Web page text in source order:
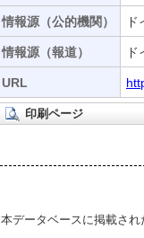
情報源（公的機関）
情報源（報道）
URL
印刷ページ
本データベースに掲載さ